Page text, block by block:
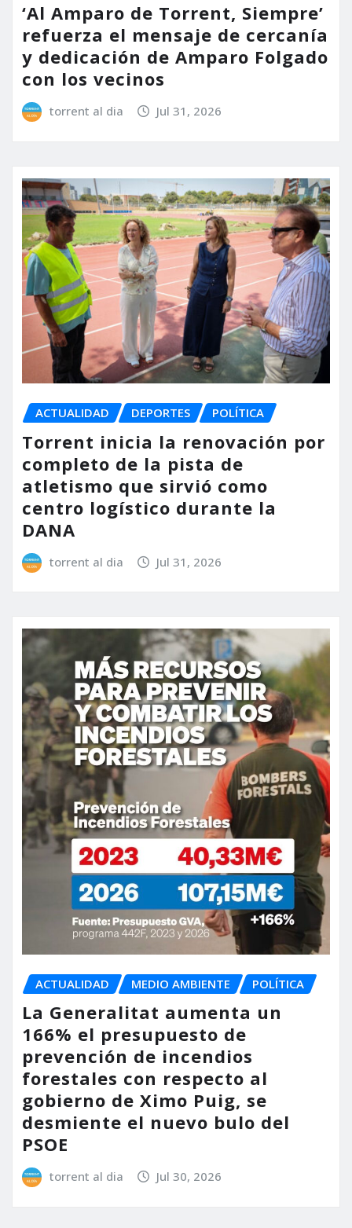
‘Al Amparo de Torrent, Siempre’
refuerza el mensaje de cercanía
y dedicación de Amparo Folgado
con los vecinos
torrent al dia Jul 31, 2026
ACTUALIDAD DEPORTES POLÍTICA
Torrent inicia la renovación por
completo de la pista de
atletismo que sirvió como
centro logístico durante la
DANA
torrent al dia Jul 31, 2026
ACTUALIDAD MEDIO AMBIENTE POLÍTICA
La Generalitat aumenta un
166% el presupuesto de
prevención de incendios
forestales con respecto al
gobierno de Ximo Puig, se
desmiente el nuevo bulo del
PSOE
torrent al dia Jul 30, 2026